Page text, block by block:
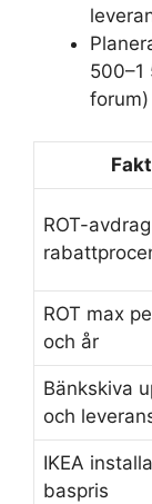
500–1
forum)
ROT-avdrag
ROT max
och år
Bänkskiva
och
IKEA
baspris